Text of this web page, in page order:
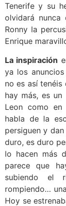
Tenerife y su
olvidará
Ronny la
Enrique
La inspiración
ya los
no es así
hay más, es
Leon como
habla de la
persiguen y
duro, es duro
lo hacen más
parece que
subiendo el
rompiendo…
Hoy se